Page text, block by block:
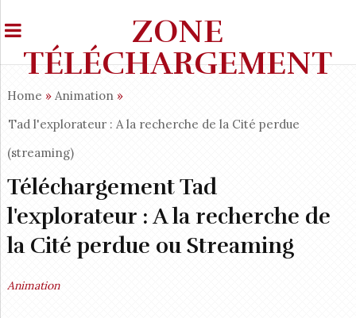
ZONE
TÉLÉCHARGEMENT
Home » Animation »
Tad l'explorateur : A la recherche de la Cité perdue
(streaming)
Téléchargement Tad
l'explorateur : A la recherche de
la Cité perdue ou Streaming
Animation